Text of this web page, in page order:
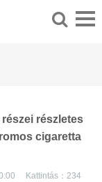
részletes
cigaretta
Kattintás： 234